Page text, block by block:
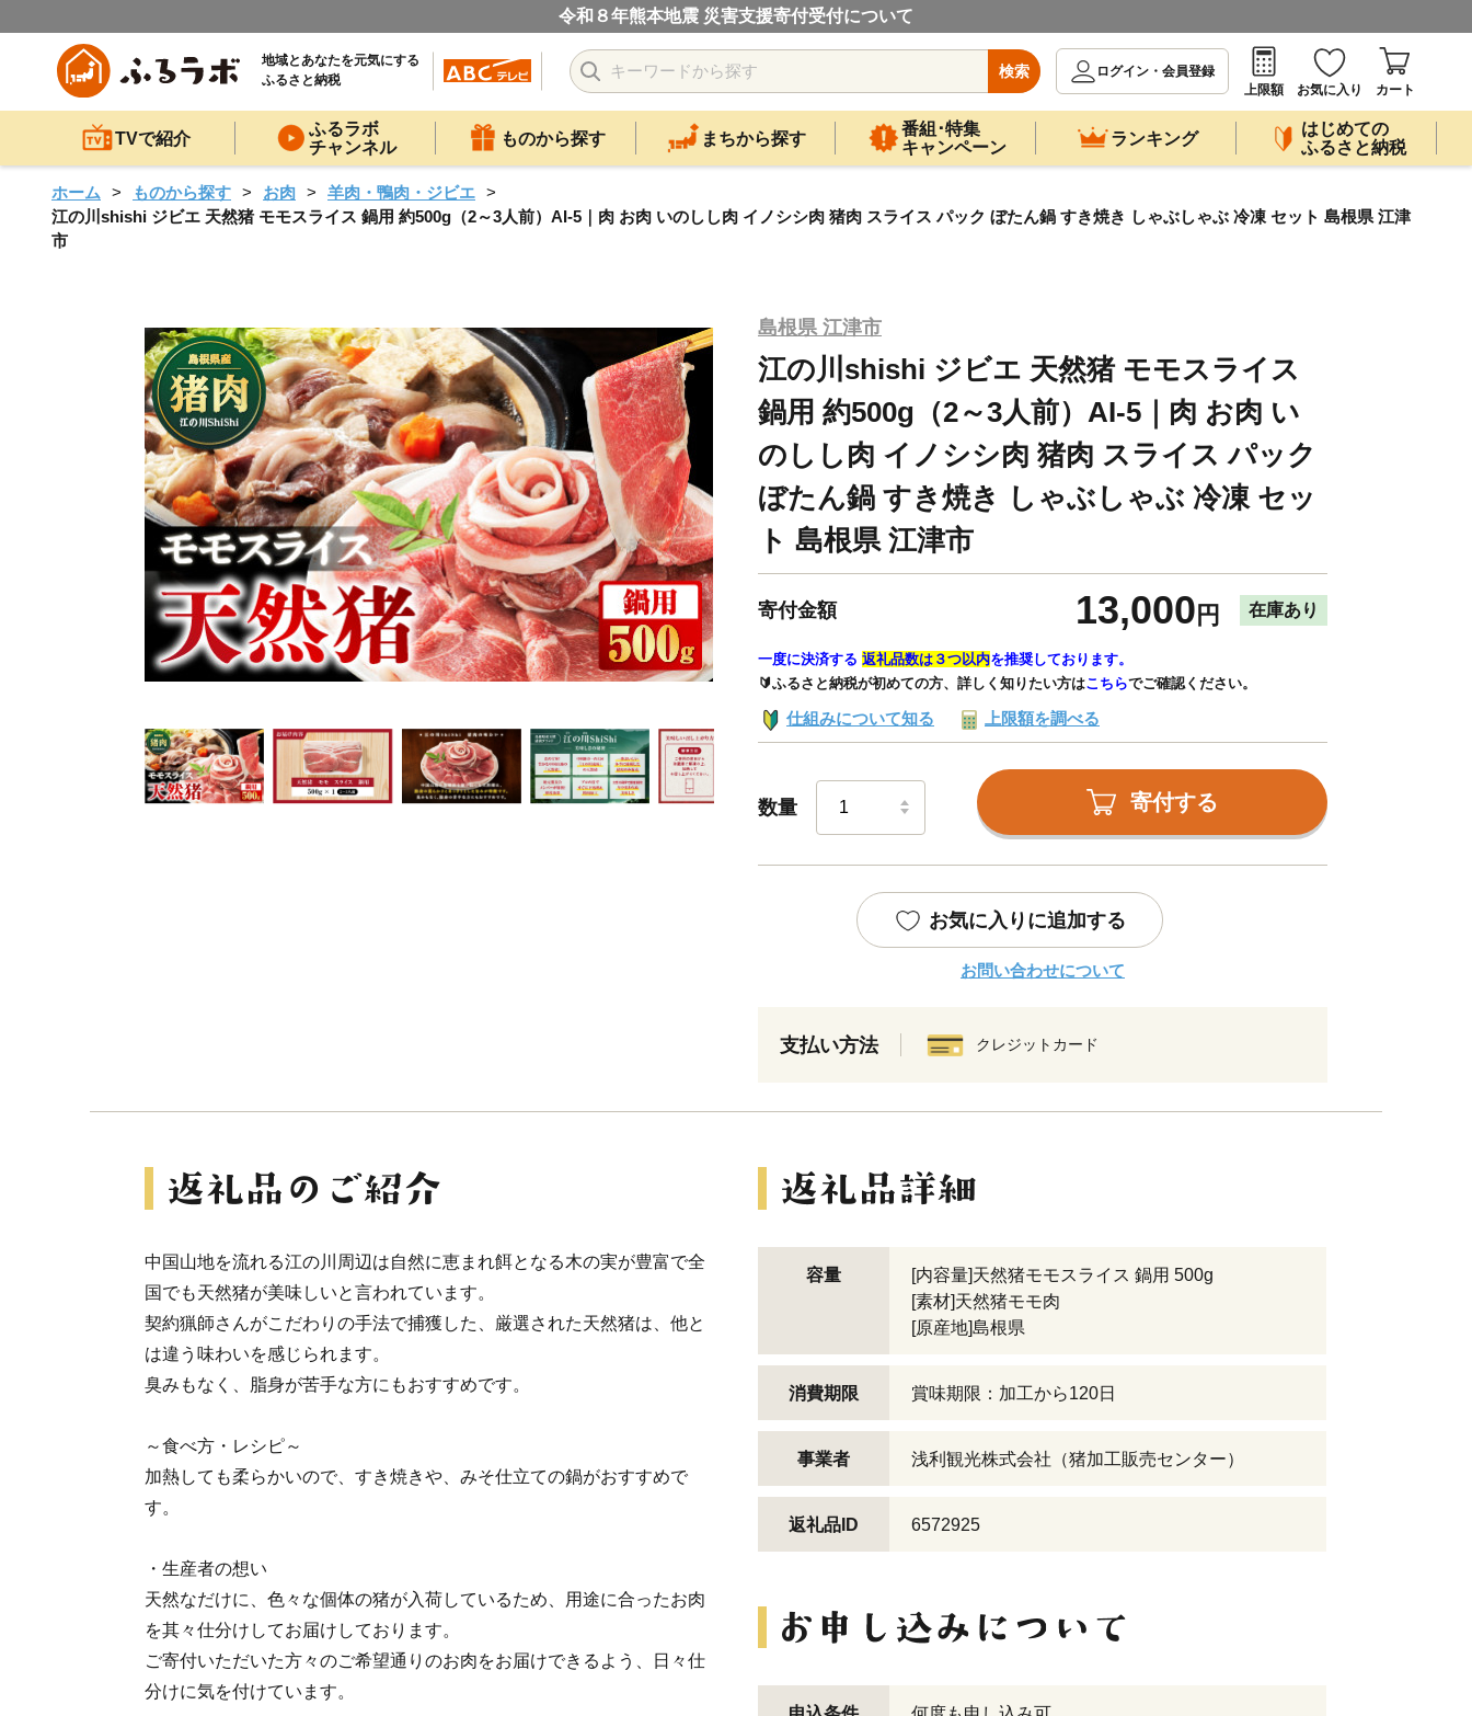
令和８年熊本地震 災害支援寄付受付について
地域とあなたを元気にする
ふるさと納税
検索
ログイン・会員登録
上限額
お気に入り カート
TVで紹介
ふるラボ
チャンネル
ものから探す まちから探す
番組･特集
キャンペーン
ランキング
はじめての
ふるさと納税
ホーム ものから探す お肉
羊肉・鴨肉・ジビエ
江の川shishi ジビエ 天然猪 モモスライス 鍋用 約500g（2～3人前）AI-5｜肉 お肉 いのしし肉 イノシシ肉 猪肉 スライス パック ぼたん鍋 すき焼き しゃぶしゃぶ 冷凍 セット 島根県 江津
市
島根県 江津市
江の川shishi ジビエ 天然猪 モモスライス
鍋用 約500g（2～3人前）AI-5｜肉 お肉 い
のしし肉 イノシシ肉 猪肉 スライス パック
ぼたん鍋 すき焼き しゃぶしゃぶ 冷凍 セッ
ト 島根県 江津市
寄付金額 13,000 円 在庫あり
一度に決済する 返礼品数は３つ以内を推奨しております。
🔰ふるさと納税が初めての方、詳しく知りたい方はこちらでご確認ください。
仕組みについて知る 上限額を調べる
数量 寄付する
お気に入りに追加する
お問い合わせについて
支払い方法 クレジットカード
中国山地を流れる江の川周辺は自然に恵まれ餌となる木の実が豊富で全
国でも天然猪が美味しいと言われています。
契約猟師さんがこだわりの手法で捕獲した、厳選された天然猪は、他と
は違う味わいを感じられます。
臭みもなく、脂身が苦手な方にもおすすめです。
～食べ方・レシピ～
加熱しても柔らかいので、すき焼きや、みそ仕立ての鍋がおすすめで
す。
・生産者の想い
天然なだけに、色々な個体の猪が入荷しているため、用途に合ったお肉
を其々仕分けしてお届けしております。
ご寄付いただいた方々のご希望通りのお肉をお届けできるよう、日々仕
分けに気を付けています。
容量
[内容量]天然猪モモスライス 鍋用 500g
[素材]天然猪モモ肉
[原産地]島根県
消費期限 賞味期限：加工から120日
事業者 浅利観光株式会社（猪加工販売センター）
返礼品ID 6572925